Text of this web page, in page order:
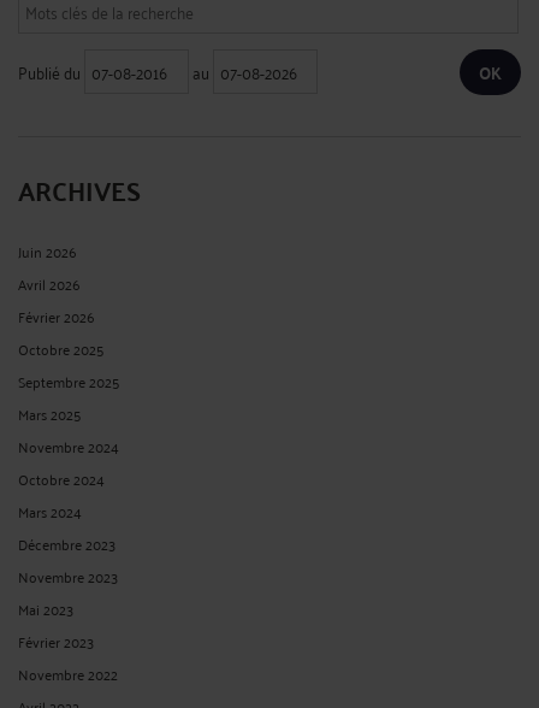
Publié du au
ARCHIVES
Juin 2026
Avril 2026
Février 2026
Octobre 2025
Septembre 2025
Mars 2025
Novembre 2024
Octobre 2024
Mars 2024
Décembre 2023
Novembre 2023
Mai 2023
Février 2023
Novembre 2022